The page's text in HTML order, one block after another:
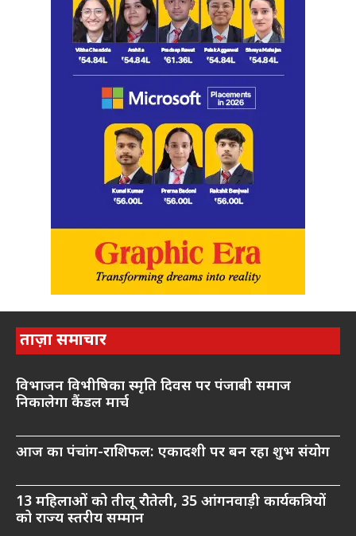
ताज़ा समाचार
विभाजन विभीषिका स्मृति दिवस पर पंजाबी समाज
निकालेगा कैंडल मार्च
आज का पंचांग-राशिफल: एकादशी पर बन रहा शुभ संयोग
13 महिलाओं को तीलू रौतेली, 35 आंगनवाड़ी कार्यकत्रियों
को राज्य स्तरीय सम्मान